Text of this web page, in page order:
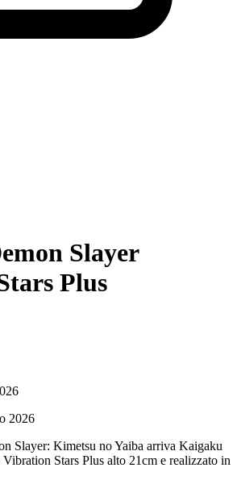
Slayer
Plus
2026
Slayer: Kimetsu no Yaiba arriva Kaigaku
Stars Plus alto 21cm e realizzato in